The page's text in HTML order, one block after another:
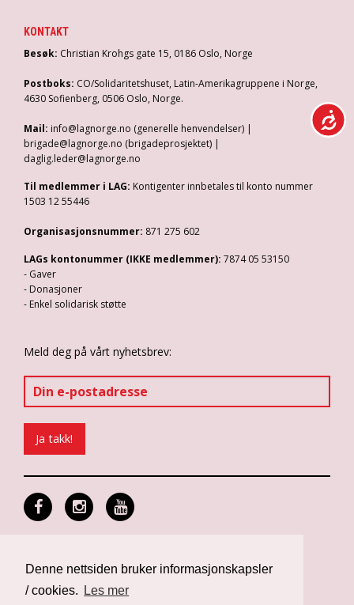
Denne nettsiden bruker informasjonskapsler
/ cookies.
Les mer
KONTAKT
Besøk: Christian Krohgs gate 15, 0186 Oslo, Norge
Postboks: CO/Solidaritetshuset, Latin-Amerikagruppene i Norge,
4630 Sofienberg, 0506 Oslo, Norge.
Mail: info@lagnorge.no (generelle henvendelser) |
brigade@lagnorge.no (brigadeprosjektet) |
daglig.leder@lagnorge.no
Til medlemmer i LAG: Kontigenter innbetales til konto nummer
1503 12 55446
Organisasjonsnummer: 871 275 602
LAGs kontonummer (IKKE medlemmer): 7874 05 53150
- Gaver
- Donasjoner
- Enkel solidarisk støtte
Meld deg på vårt nyhetsbrev:
Design: Differ Media
Web: Noop